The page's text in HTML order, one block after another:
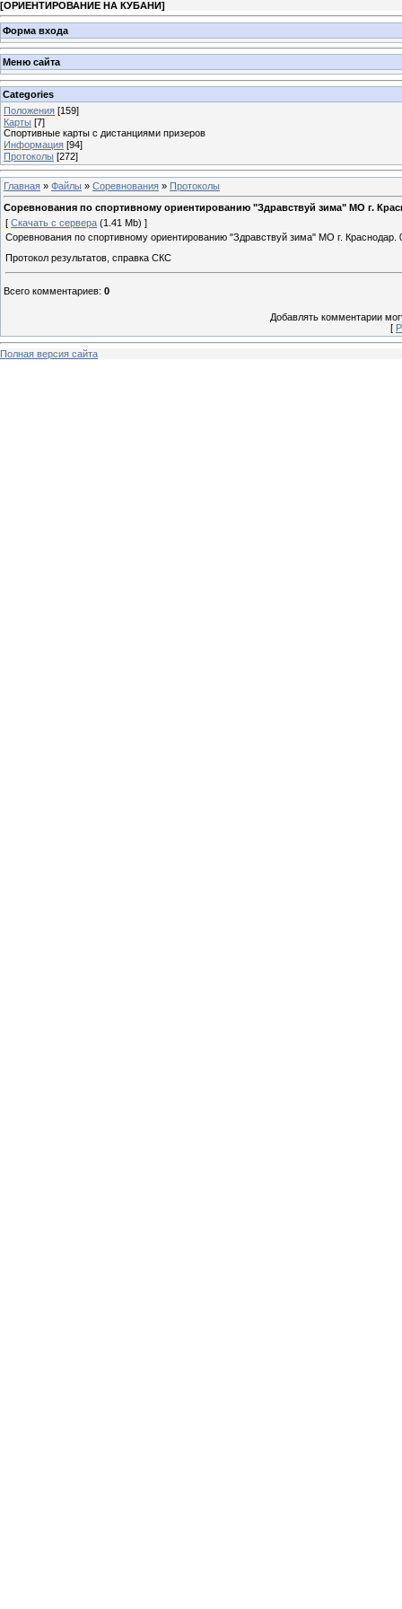
[ОРИЕНТИРОВАНИЕ НА КУБАНИ]
Форма входа
Меню сайта
Categories
Положения [159]
Карты [7]
Спортивные карты с дистанциями призеров
Информация [94]
Протоколы [272]
Главная » Файлы » Соревнования » Протоколы
Соревнования по спортивному ориентированию "Здравствуй зима" МО г.
[ Скачать с сервера (1.41 Mb) ]
Соревнования по спортивному ориентированию "Здравствуй зима" МО г. Краснодар.
Протокол результатов, справка СКС
Всего комментариев: 0
Добавлять комментарии
[
Полная версия сайта